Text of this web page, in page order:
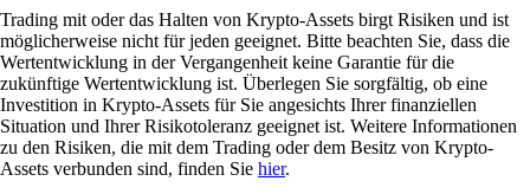
Trading mit oder das Halten von Krypto-Assets birgt Risiken und ist
möglicherweise nicht für jeden geeignet. Bitte beachten Sie, dass die
Wertentwicklung in der Vergangenheit keine Garantie für die
zukünftige Wertentwicklung ist. Überlegen Sie sorgfältig, ob eine
Investition in Krypto-Assets für Sie angesichts Ihrer finanziellen
Situation und Ihrer Risikotoleranz geeignet ist. Weitere Informationen
zu den Risiken, die mit dem Trading oder dem Besitz von Krypto-
Assets verbunden sind, finden Sie hier.